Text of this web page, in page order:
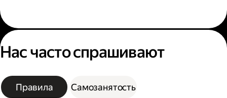
Нас часто спрашивают
Правила Самозанятость